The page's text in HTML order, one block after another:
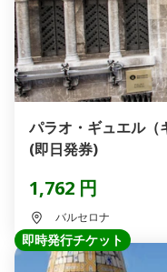
パラオ・ギュエル（
(即日発券)
1,762 円
バルセロナ
即時発行チケット